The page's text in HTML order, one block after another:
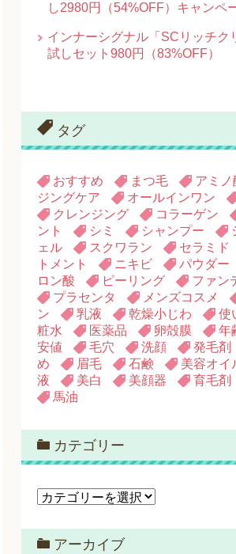
し2980円（54%OFF）キャンペ
インナーシグナル「SCリッチク
試しセット980円（83%OFF）
タグ
おすすめ まつ毛 アミノ
ジングケア
オールインワン
クレンジング
コラーゲン
ント
シミ シャンプー
ェル
スクワラン セラミド
トメント
ニキビ パウダー
ロン酸
ピーリング
ファン
プラセンタ
メンズコスメ
ン
乳液 乾燥小じわ 使
粧水
医薬品 卵殻膜 年
安値
毛穴 洗顔 発毛剤
め
眉毛 石鹸 美容オイ
液
美白 美顔器 育毛剤
馬油
カテゴリー
カ
ゴ
リ アーカイブ